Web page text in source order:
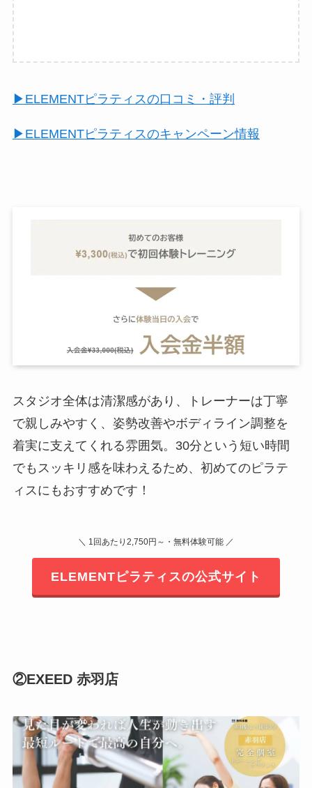
▶︎ELEMENTピラティスの口コミ・評判
▶︎ELEMENTピラティスのキャンペーン情報
スタジオ全体は清潔感があり、トレーナーは丁寧
で親しみやすく、姿勢改善やボディライン調整を
着実に支えてくれる雰囲気。30分という短い時間
でもスッキリ感を味わえるため、初めてのピラテ
ィスにもおすすめです！
＼ 1回あたり2,750円～・無料体験可能 ／
ELEMENTピラティスの公式サイト
②EXEED 赤羽店